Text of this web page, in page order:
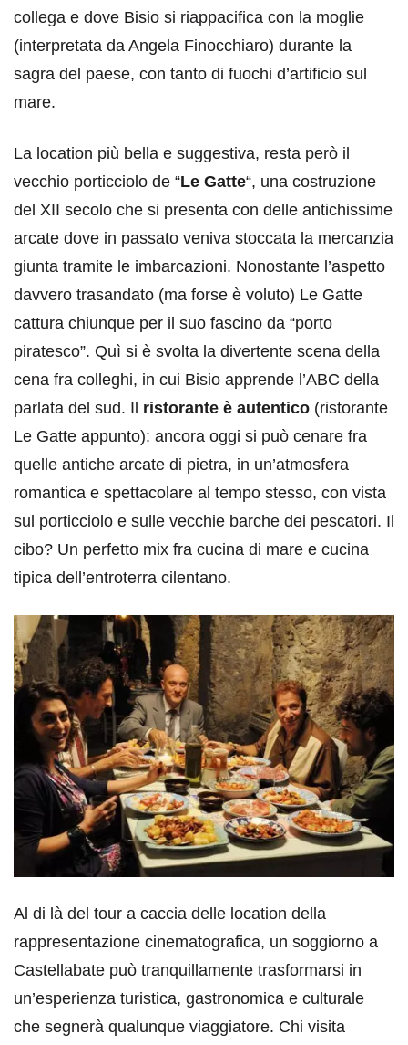
collega e dove Bisio si riappacifica con la moglie
(interpretata da Angela Finocchiaro) durante la
sagra del paese, con tanto di fuochi d’artificio sul
mare.
La location più bella e suggestiva, resta però il
vecchio porticciolo de “Le Gatte“, una costruzione
del XII secolo che si presenta con delle antichissime
arcate dove in passato veniva stoccata la mercanzia
giunta tramite le imbarcazioni. Nonostante l’aspetto
davvero trasandato (ma forse è voluto) Le Gatte
cattura chiunque per il suo fascino da “porto
piratesco”. Quì si è svolta la divertente scena della
cena fra colleghi, in cui Bisio apprende l’ABC della
parlata del sud. Il ristorante è autentico (ristorante
Le Gatte appunto): ancora oggi si può cenare fra
quelle antiche arcate di pietra, in un’atmosfera
romantica e spettacolare al tempo stesso, con vista
sul porticciolo e sulle vecchie barche dei pescatori. Il
cibo? Un perfetto mix fra cucina di mare e cucina
tipica dell’entroterra cilentano.
Al di là del tour a caccia delle location della
rappresentazione cinematografica, un soggiorno a
Castellabate può tranquillamente trasformarsi in
un’esperienza turistica, gastronomica e culturale
che segnerà qualunque viaggiatore. Chi visita